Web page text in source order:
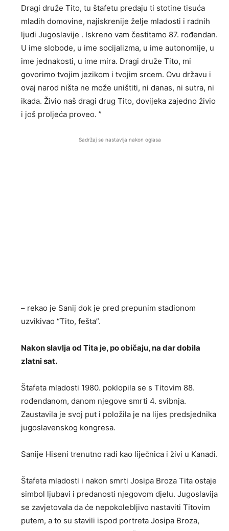
Dragi druže Tito, tu štafetu predaju ti stotine tisuća
mladih domovine, najiskrenije želje mladosti i radnih
ljudi Jugoslavije . Iskreno vam čestitamo 87. rođendan.
U ime slobode, u ime socijalizma, u ime autonomije, u
ime jednakosti, u ime mira. Dragi druže Tito, mi
govorimo tvojim jezikom i tvojim srcem. Ovu državu i
ovaj narod ništa ne može uništiti, ni danas, ni sutra, ni
ikada. Živio naš dragi drug Tito, dovijeka zajedno živio
i još proljeća proveo. ”
Sadržaj se nastavlja nakon oglasa
– rekao je Sanij dok je pred prepunim stadionom
uzvikivao “Tito, fešta”.
Nakon slavlja od Tita je, po običaju, na dar dobila
zlatni sat.
Štafeta mladosti 1980. poklopila se s Titovim 88.
rođendanom, danom njegove smrti 4. svibnja.
Zaustavila je svoj put i položila je na lijes predsjednika
jugoslavenskog kongresa.
Sanije Hiseni trenutno radi kao liječnica i živi u Kanadi.
Štafeta mladosti i nakon smrti Josipa Broza Tita ostaje
simbol ljubavi i predanosti njegovom djelu. Jugoslavija
se zavjetovala da će nepokolebljivo nastaviti Titovim
putem, a to su stavili ispod portreta Josipa Broza,